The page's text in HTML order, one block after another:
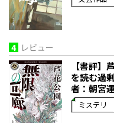
4 レビュー
【書評】
を読む――
者：朝宮運
ミステリ